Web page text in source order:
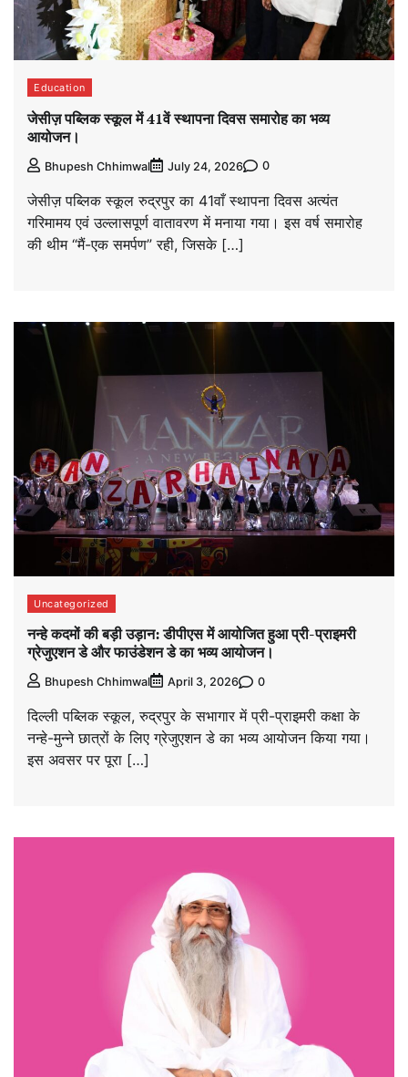
Education
जेसीज़ पब्लिक स्कूल में 41वें स्थापना दिवस समारोह का भव्य
आयोजन।
Bhupesh Chhimwal July 24, 2026 0
जेसीज़ पब्लिक स्कूल रुद्रपुर का 41वाँ स्थापना दिवस अत्यंत
गरिमामय एवं उल्लासपूर्ण वातावरण में मनाया गया। इस वर्ष समारोह
की थीम “मैं-एक समर्पण” रही, जिसके […]
Uncategorized
नन्हे कदमों की बड़ी उड़ान: डीपीएस में आयोजित हुआ प्री-प्राइमरी
ग्रेजुएशन डे और फाउंडेशन डे का भव्य आयोजन।
Bhupesh Chhimwal April 3, 2026 0
दिल्ली पब्लिक स्कूल, रुद्रपुर के सभागार में प्री-प्राइमरी कक्षा के
नन्हे-मुन्ने छात्रों के लिए ग्रेजुएशन डे का भव्य आयोजन किया गया।
इस अवसर पर पूरा […]